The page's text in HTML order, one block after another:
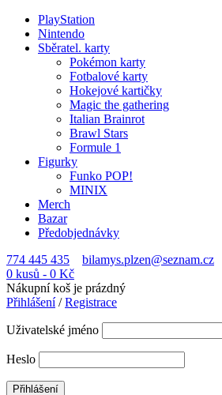
PlayStation
Nintendo
Sběratel. karty
Pokémon karty
Fotbalové karty
Hokejové kartičky
Magic the gathering
Italian Brainrot
Brawl Stars
Formule 1
Figurky
Funko POP!
MINIX
Merch
Bazar
Předobjednávky
774 445 435
bilamys.plzen@seznam.cz
0 kusů - 0 Kč
Nákupní koš je prázdný
Přihlášení/Registrace
Uživatelské jméno
Heslo